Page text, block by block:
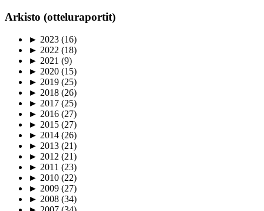
Arkisto (otteluraportit)
► 2023 (16)
► 2022 (18)
► 2021 (9)
► 2020 (15)
► 2019 (25)
► 2018 (26)
► 2017 (25)
► 2016 (27)
► 2015 (27)
► 2014 (26)
► 2013 (21)
► 2012 (21)
► 2011 (23)
► 2010 (22)
► 2009 (27)
► 2008 (34)